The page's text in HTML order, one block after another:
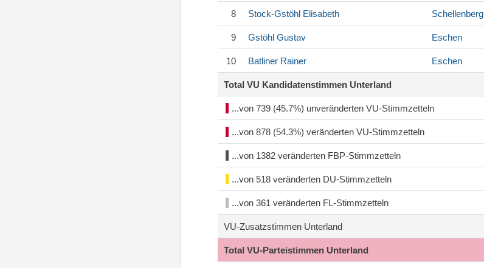
8 Stock-Gstöhl Elisabeth Schellenberg
9 Gstöhl Gustav Eschen
10 Batliner Rainer Eschen
Total VU Kandidatenstimmen Unterland
...von 739 (45.7%) unveränderten VU-Stimmzetteln
...von 878 (54.3%) veränderten VU-Stimmzetteln
...von 1382 veränderten FBP-Stimmzetteln
...von 518 veränderten DU-Stimmzetteln
...von 361 veränderten FL-Stimmzetteln
VU-Zusatzstimmen Unterland
Total VU-Parteistimmen Unterland